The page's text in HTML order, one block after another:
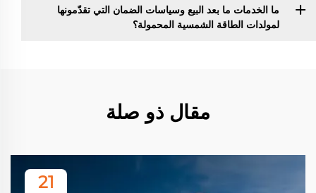
ما الخدمات ما بعد البيع وسياسات الضمان التي تقدّمونها
لمولدات الطاقة الشمسية المحمولة؟
مقال ذو صلة
21